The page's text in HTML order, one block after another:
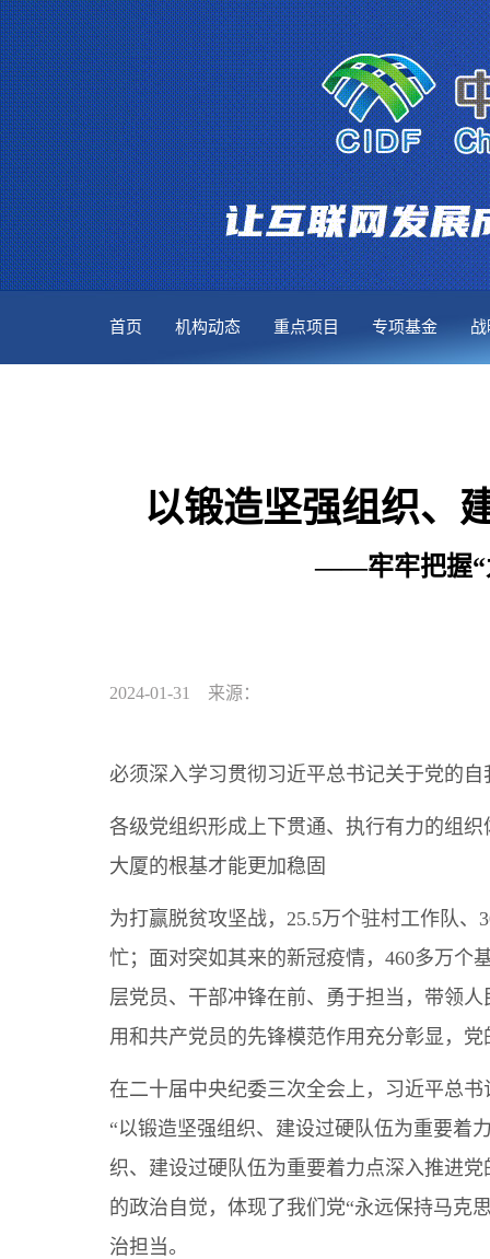
首页 机构动态 重点项目 专项基金
以锻造坚强组织、
——牢牢把握“
2024-01-31 来源：
必须深入学习贯彻习近平总书记关于党的
各级党组织形成上下贯通、执行有力的组
大厦的根基才能更加稳固
为打赢脱贫攻坚战，25.5万个驻村工作队
忙；面对突如其来的新冠疫情，460多万个
层党员、干部冲锋在前、勇于担当，带领
用和共产党员的先锋模范作用充分彰显，
在二十届中央纪委三次全会上，习近平总
“以锻造坚强组织、建设过硬队伍为重要着
织、建设过硬队伍为重要着力点深入推进
的政治自觉，体现了我们党“永远保持马克
治担当。